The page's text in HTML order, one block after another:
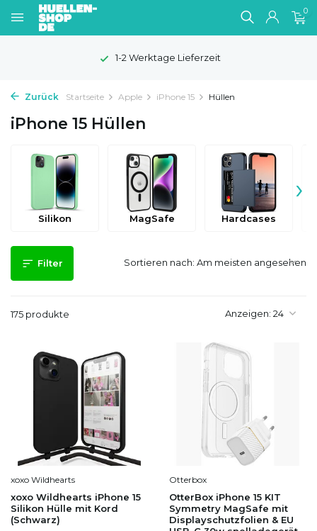
0
1-2 Werktage Lieferzeit
Zurück Startseite Apple iPhone 15 Hüllen
iPhone 15 Hüllen
Silikon MagSafe Hardcases
›
Filter
175 produkte Anzeigen:
Sortieren nach:
xoxo Wildhearts
xoxo Wildhearts iPhone 15
Silikon Hülle mit Kord
(Schwarz)
Otterbox
OtterBox iPhone 15 KIT
Symmetry MagSafe mit
Displayschutzfolien & EU